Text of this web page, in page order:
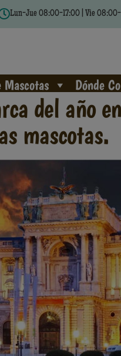
Lun-Jue 08:00-17:00 | Vie 08:00-
Dónde
del año
mascotas.